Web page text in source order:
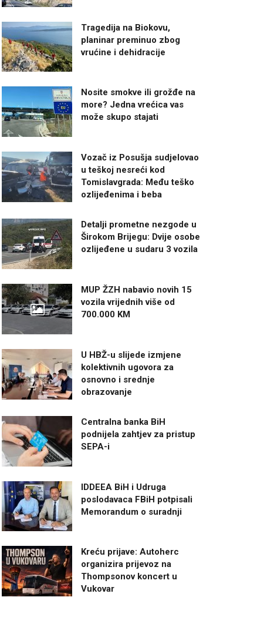
Tragedija na Biokovu,
planinar preminuo zbog
vrućine i dehidracije
Nosite smokve ili grožđe na
more? Jedna vrećica vas
može skupo stajati
Vozač iz Posušja sudjelovao
u teškoj nesreći kod
Tomislavgrada: Među teško
ozlijeđenima i beba
Detalji prometne nezgode u
Širokom Brijegu: Dvije osobe
ozlijeđene u sudaru 3 vozila
MUP ŽZH nabavio novih 15
vozila vrijednih više od
700.000 KM
U HBŽ-u slijede izmjene
kolektivnih ugovora za
osnovno i srednje
obrazovanje
Centralna banka BiH
podnijela zahtjev za pristup
SEPA-i
IDDEEA BiH i Udruga
poslodavaca FBiH potpisali
Memorandum o suradnji
Kreću prijave: Autoherc
organizira prijevoz na
Thompsonov koncert u
Vukovar